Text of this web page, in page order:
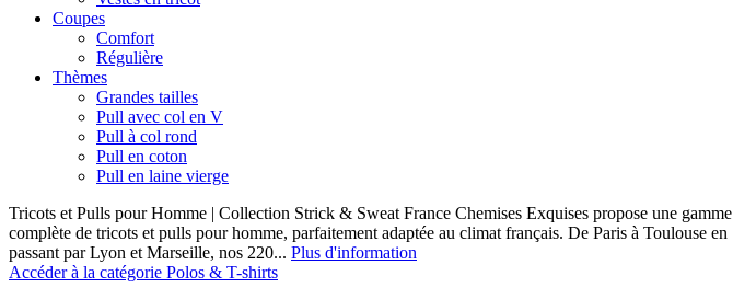
Coupes
Comfort
Régulière
Thèmes
Grandes tailles
Pull avec col en V
Pull à col rond
Pull en coton
Pull en laine vierge
Tricots et Pulls pour Homme | Collection Strick & Sweat France Chemises Exquises propose une gamme
complète de tricots et pulls pour homme, parfaitement adaptée au climat français. De Paris à Toulouse en
passant par Lyon et Marseille, nos 220... Plus d'information
Accéder à la catégorie Polos & T-shirts